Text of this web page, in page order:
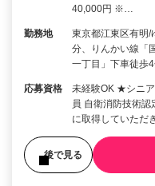
40,000円 ※…
勤務地
東京都江東区有明/
分、りんかい線「
一丁目」下車徒歩
応募資格
未経験OK ★シニ
員 自衛消防技術
に取得していただ
後で見る